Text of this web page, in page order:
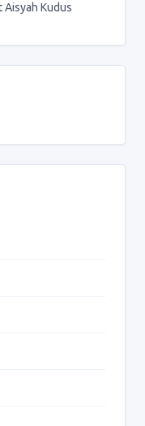
Aisyah Kudus